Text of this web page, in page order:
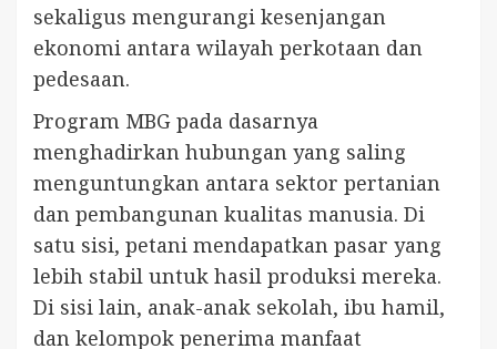
sekaligus mengurangi kesenjangan
ekonomi antara wilayah perkotaan dan
pedesaan.
Program MBG pada dasarnya
menghadirkan hubungan yang saling
menguntungkan antara sektor pertanian
dan pembangunan kualitas manusia. Di
satu sisi, petani mendapatkan pasar yang
lebih stabil untuk hasil produksi mereka.
Di sisi lain, anak-anak sekolah, ibu hamil,
dan kelompok penerima manfaat